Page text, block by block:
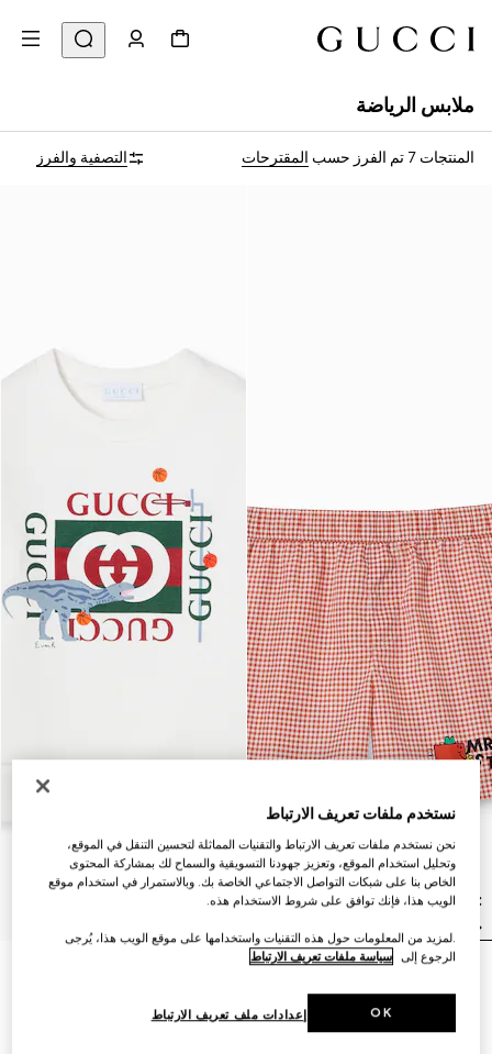
ملابس الرياضة
المنتجات 7 تم الفرز حسب المقترحات التصفية والفرز
بطبعات للأطفال
نستخدم ملفات تعريف الارتباط
نحن نستخدم ملفات تعريف الارتباط والتقنيات المماثلة لتحسين التنقل في الموقع،
وتحليل استخدام الموقع، وتعزيز جهودنا التسويقية والسماح لك بمشاركة المحتوى
الخاص بنا على شبكات التواصل الاجتماعي الخاصة بك. وبالاستمرار في استخدام موقع
الويب هذا، فإنك توافق على شروط الاستخدام هذه.
.لمزيد من المعلومات حول هذه التقنيات واستخدامها على موقع الويب هذا، يُرجى
الرجوع إلى سياسة ملفات تعريف الارتباط
إعدادات ملف تعريف الارتباط OK